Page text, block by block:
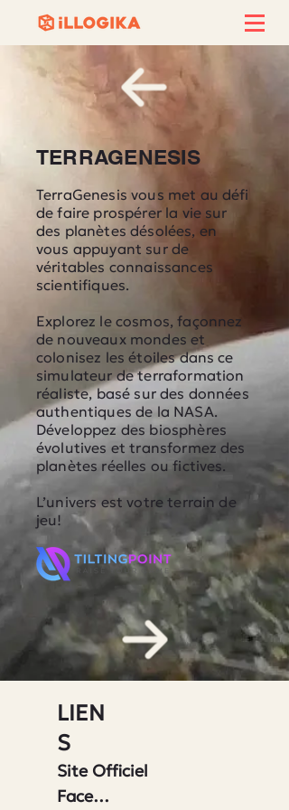
TERRAGENESIS
TerraGenesis vous met au défi
de faire prospérer la vie sur
des planètes désolées, en
vous appuyant sur de
véritables connaissances
scientifiques.
Explorez le cosmos, façonnez
de nouveaux mondes et
colonisez les étoiles dans ce
simulateur de terraformation
réaliste, basé sur des données
authentiques de la NASA.
Développez des biosphères
évolutives et transformez des
planètes réelles ou fictives.
L’univers est votre terrain de
jeu!
LIEN
S
Site Officiel
Facebook